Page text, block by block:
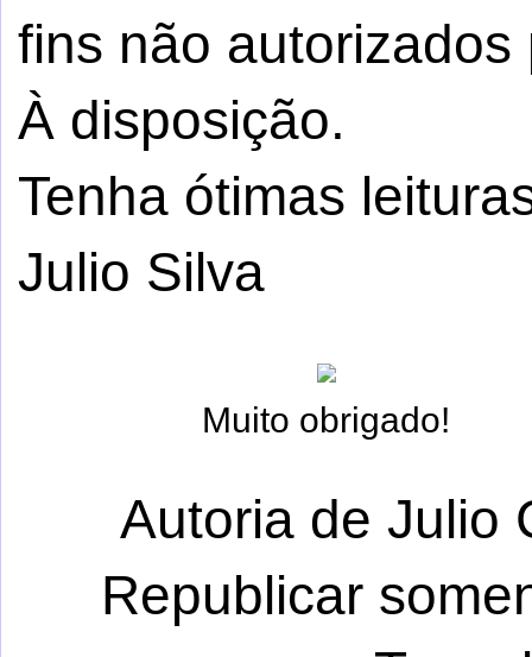
fins não autorizados
À disposição.
Tenha ótimas
Julio Silva
Muito obrigado!
Autoria de Julio
Republicar